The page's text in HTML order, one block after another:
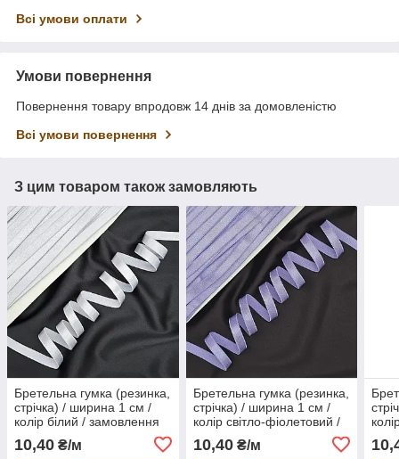
Всі умови оплати
Умови повернення
Повернення товару впродовж 14 днів за домовленістю
Всі умови повернення
З цим товаром також замовляють
Бретельна гумка (резинка,
стрічка) / ширина 1 см /
колір білий / замовлення
10,40 ₴/м
Бретельна гумка (резинка,
стрічка) / ширина 1 см /
колір світло-фіолетовий /
замовлення від 1 метра
10,40₴/м